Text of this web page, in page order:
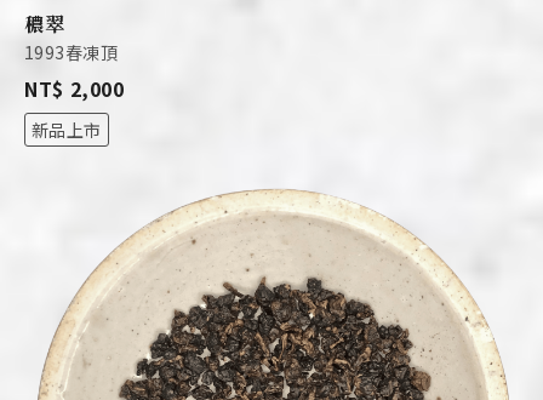
穠翠
1993春凍頂
NT$ 2,000
新品上市